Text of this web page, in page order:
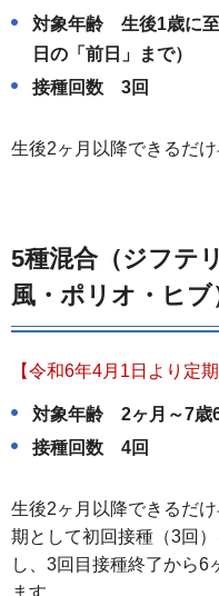
対象年齢 生後1歳に
日の「前日」まで）
接種回数 3回
生後2ヶ月以降できるだ
5種混合（ジフテ
風・ポリオ・ヒ
【令和6年4月1日より定期
対象年齢 2ヶ月～7歳
接種回数 4回
生後2ヶ月以降できるだ
期として初回接種（3回
し、3回目接種終了から6